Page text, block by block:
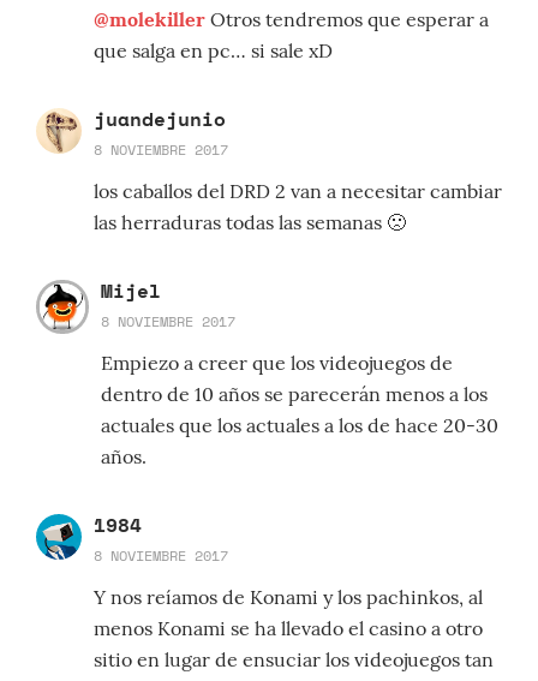
@molekiller Otros tendremos que esperar a
que salga en pc… si sale xD
juandejunio
8 NOVIEMBRE 2017
los caballos del DRD 2 van a necesitar cambiar
las herraduras todas las semanas 🙁
Mijel
8 NOVIEMBRE 2017
Empiezo a creer que los videojuegos de
dentro de 10 años se parecerán menos a los
actuales que los actuales a los de hace 20-30
años.
1984
8 NOVIEMBRE 2017
Y nos reíamos de Konami y los pachinkos, al
menos Konami se ha llevado el casino a otro
sitio en lugar de ensuciar los videojuegos tan